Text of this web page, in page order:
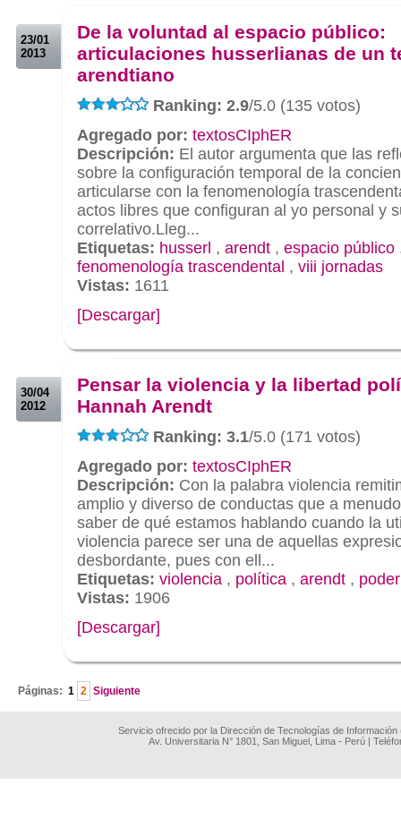
23/01
2013
De la voluntad al espacio público:
articulaciones husserlianas de un
arendtiano
Ranking: 2.9/5.0 (135 votos)
Agregado por: textosCIphER
Descripción: El autor argumenta que las
sobre la configuración temporal de la
articularse con la fenomenología
actos libres que configuran al yo personal y
correlativo.Lleg...
Etiquetas: husserl , arendt , espacio público
fenomenología trascendental , viii jornadas
Vistas: 1611
[Descargar]
30/04
2012
Pensar la violencia y la libertad
Hannah Arendt
Ranking: 3.1/5.0 (171 votos)
Agregado por: textosCIphER
Descripción: Con la palabra violencia
amplio y diverso de conductas que a
saber de qué estamos hablando cuando la
violencia parece ser una de aquellas
desbordante, pues con ell...
Etiquetas: violencia , política , arendt , poder
Vistas: 1906
[Descargar]
Páginas: 1 2 Siguiente
Servicio ofrecido por la Dirección de Tecnologías de
Av. Universitaria N° 1801, San Miguel, Lima - Perú |